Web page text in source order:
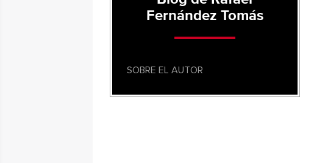
Fernández Tomás
SOBRE EL AUTOR